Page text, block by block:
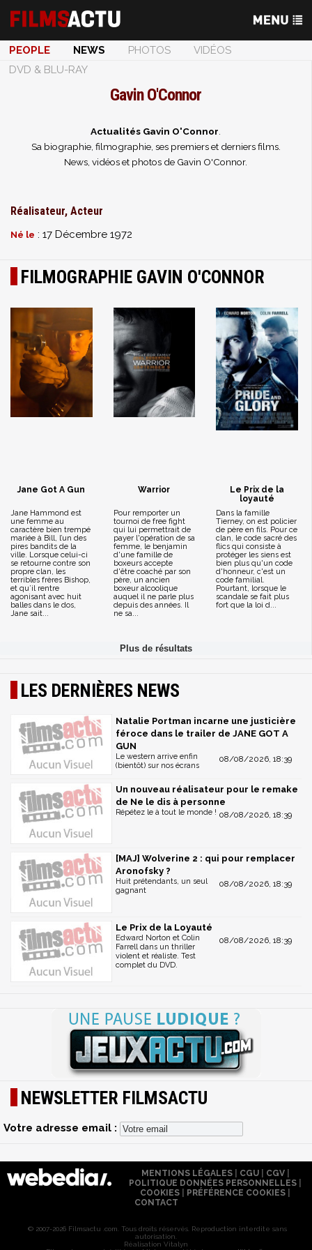
PEOPLE NEWS PHOTOS
VIDÉOS
DVD & BLU-RAY
Gavin O'Connor
Actualités Gavin O'Connor
Sa biographie, filmographie, ses premiers et derniers films.
News, vidéos et photos de Gavin O'Connor.
Réalisateur, Acteur
Né le : 17 Décembre 1972
FILMOGRAPHIE GAVIN O'CONNOR
Jane Got A Gun
Jane Hammond est
une femme au
caractère bien trempé
mariée à Bill, l’un des
pires bandits de la
ville. Lorsque celui-ci
se retourne contre son
propre clan, les
terribles frères Bishop,
et qu’il rentre
agonisant avec huit
balles dans le dos,
Jane sait...
Warrior
Pour remporter un
tournoi de free fight
qui lui permettrait de
payer l'opération de sa
femme, le benjamin
d'une famille de
boxeurs accepte
d'être coaché par son
père, un ancien
boxeur alcoolique
auquel il ne parle plus
depuis des années. Il
ne sa...
Le Prix de la
loyauté
Dans la famille
Tierney, on est policier
de père en fils. Pour ce
clan, le code sacré des
flics qui consiste à
protéger les siens est
bien plus qu'un code
d'honneur, c'est un
code familial.
Pourtant, lorsque le
scandale se fait plus
fort que la loi d...
LES DERNIÈRES NEWS
Natalie Portman incarne une justicière
féroce dans le trailer de JANE GOT A
GUN
08/08/2026, 18:39
Le western arrive enfin
(bientôt) sur nos écrans
Un nouveau réalisateur pour le remake
de Ne le dis à personne
08/08/2026, 18:39
Répétez le à tout le monde !
[MAJ] Wolverine 2 : qui pour remplacer
Aronofsky ?
08/08/2026, 18:39
Huit prétendants, un seul
gagnant
Le Prix de la Loyauté
08/08/2026, 18:39
Edward Norton et Colin
Farrell dans un thriller
violent et réaliste. Test
complet du DVD.
NEWSLETTER FILMSACTU
Votre adresse email :
MENTIONS LÉGALES| CGU| CGV|
POLITIQUE DONNÉES PERSONNELLES
COOKIES
PRÉFÉRENCE COOKIES
CONTACT
© 2007-2026 Filmsactu .com. Tous droits réservés. Reproduction interdite sans
autorisation.
Réalisation Vitalyn